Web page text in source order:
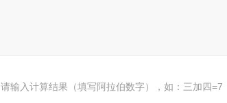
请输入计算结果（填写阿拉伯数字），如：三加四=7